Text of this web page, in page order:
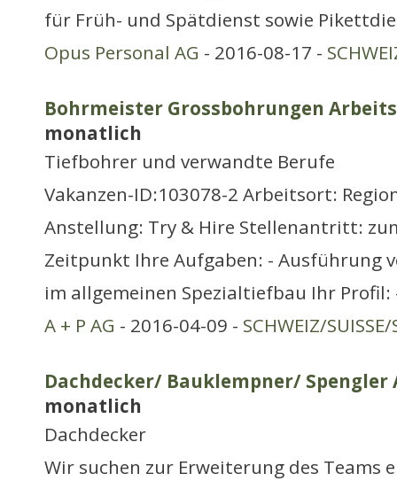
für Früh- und Spätdienst sowie
Opus Personal AG - 2016-08-17 -
Bohrmeister Grossbohrungen
monatlich
Tiefbohrer und verwandte Berufe
Vakanzen-ID:103078-2 Arbeitsort:
Anstellung: Try & Hire Stellenantritt:
Zeitpunkt Ihre Aufgaben: - Ausführung
im allgemeinen Spezialtiefbau Ihr
A + P AG - 2016-04-09 - SCHWEIZ/SUISSE/
Dachdecker/ Bauklempner/
monatlich
Dachdecker
Wir suchen zur Erweiterung des Teams